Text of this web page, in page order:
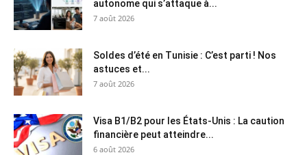
autonome qui s’attaque à...
7 août 2026
Soldes d’été en Tunisie : C’est parti ! Nos
astuces et...
7 août 2026
Visa B1/B2 pour les États-Unis : La caution
financière peut atteindre...
6 août 2026